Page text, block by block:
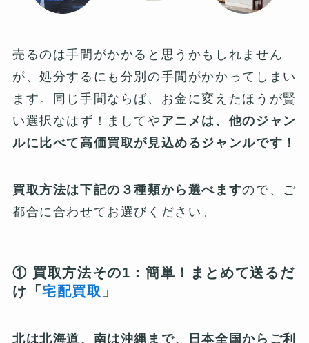
売るのは手間がかかると思うかもしれません
が、処分するにも分別の手間がかかってしまい
ます。同じ手間ならば、お金に変えたほうが賢
い選択なはず！ましてや アニメは、他のジャン
ルに比べて高価買取が見込めるジャンルです！
買取方法は下記の３種類から選べますので、ご
都合に合わせてお選びください。
① 買取方法その1：簡単！まとめて送るだ
け「宅配買取 」
北は北海道、南は沖縄まで、日本全国からご利